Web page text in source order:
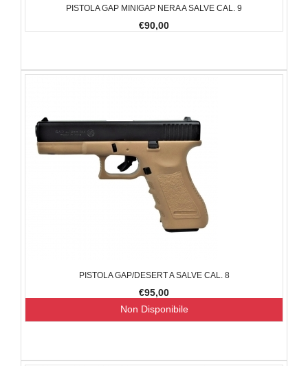
PISTOLA GAP MINIGAP NERA A SALVE CAL. 9
€90,00
PISTOLA GAP/DESERT A SALVE CAL. 8
€95,00
Non Disponibile